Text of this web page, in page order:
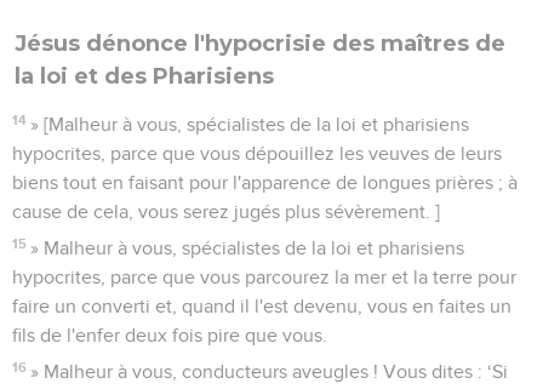
Jésus dénonce l'hypocrisie des maîtres de
la loi et des Pharisiens
14 » [Malheur à vous, spécialistes de la loi et pharisiens
hypocrites, parce que vous dépouillez les veuves de leurs
biens tout en faisant pour l'apparence de longues prières ; à
cause de cela, vous serez jugés plus sévèrement. ]
15 » Malheur à vous, spécialistes de la loi et pharisiens
hypocrites, parce que vous parcourez la mer et la terre pour
faire un converti et, quand il l'est devenu, vous en faites un
fils de l'enfer deux fois pire que vous.
16 » Malheur à vous, conducteurs aveugles ! Vous dites : ‘Si